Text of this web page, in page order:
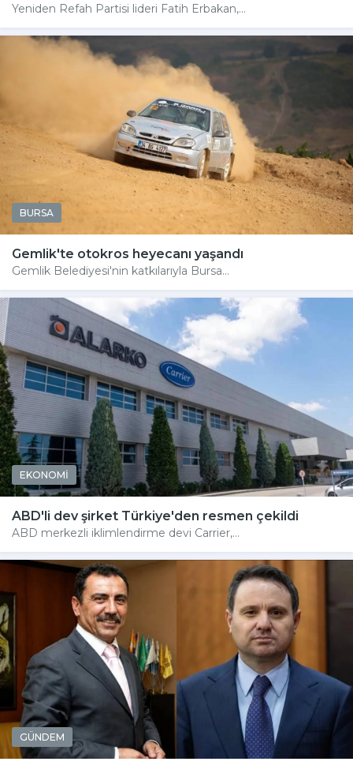
Yeniden Refah Partisi lideri Fatih Erbakan,...
BURSA
Gemlik'te otokros heyecanı yaşandı
Gemlik Belediyesi'nin katkılarıyla Bursa...
EKONOMİ
ABD'li dev şirket Türkiye'den resmen çekildi
ABD merkezli iklimlendirme devi Carrier,...
GÜNDEM